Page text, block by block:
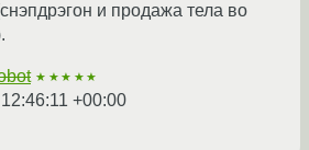
и продажа тела во
★★★★★
+00:00